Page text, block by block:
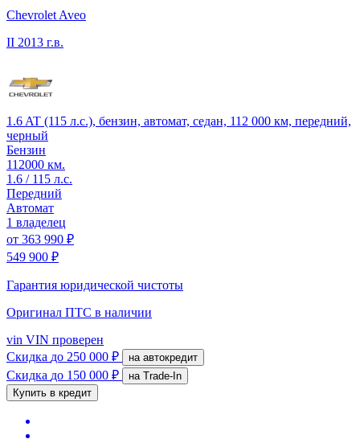
Chevrolet Aveo
II 2013 г.в.
1.6 AT (115 л.с.), бензин, автомат, седан, 112 000 км, передний,
черный
Бензин
112000 км.
1.6 / 115 л.с.
Передний
Автомат
1 владелец
от 363 990 ₽
549 900 ₽
Гарантия юридической чистоты
Оригинал ПТС в наличии
vin VIN проверен
Скидка до 250 000 ₽ на автокредит
Скидка до 150 000 ₽
на Trade-In
Купить в кредит